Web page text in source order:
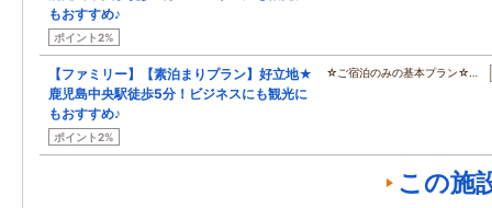
もおすすめ♪
ポイント2%
【ファミリー】【素泊まりプラン】好立地★
鹿児島中央駅徒歩5分！ビジネスにも観光に
もおすすめ♪
ポイント2%
☆ご宿泊のみの基本プラン☆…
この施